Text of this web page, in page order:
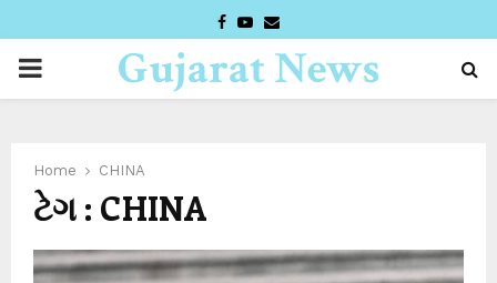
FACEBOOK
YOUTUBE
EMAIL
PRIMARYGujarat News
Home CHINA
ટેગ : CHINA